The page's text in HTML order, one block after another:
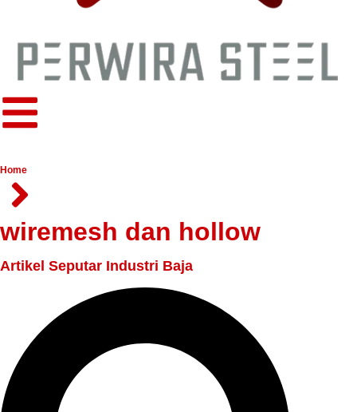
Home
wiremesh dan hollow
Artikel Seputar Industri Baja